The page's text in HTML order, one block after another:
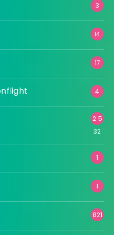
3
14
17
4
2 5
32
1
1
821